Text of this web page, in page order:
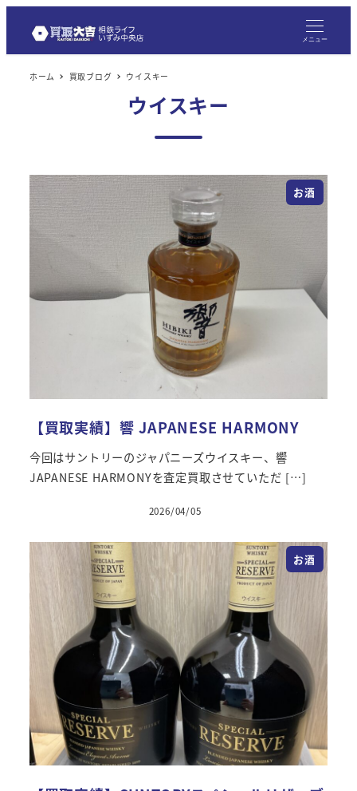
メニュー
ホーム 買取ブログ ウイスキー
ウイスキー
お酒
【買取実績】響 JAPANESE HARMONY
今回はサントリーのジャパニーズウイスキー、響
JAPANESE HARMONYを査定買取させていただ […]
2026/04/05
お酒